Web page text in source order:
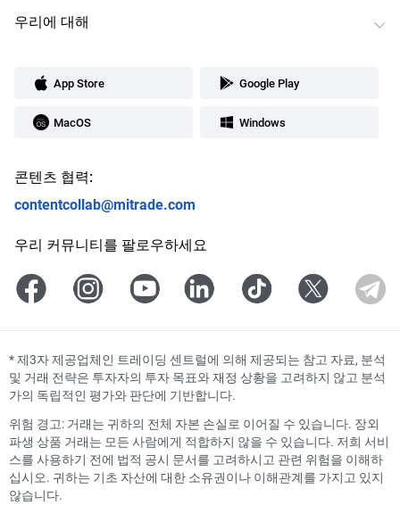
우리에 대해
App Store Google Play
MacOS Windows
콘텐츠 협력:
contentcollab@mitrade.com
우리 커뮤니티를 팔로우하세요
*제3자 제공업체인 트레이딩 센트럴에 의해 제공되는 참고 자료, 분석
및 거래 전략은 투자자의 투자 목표와 재정 상황을 고려하지 않고 분석
가의 독립적인 평가와 판단에 기반합니다.
위험 경고: 거래는 귀하의 전체 자본 손실로 이어질 수 있습니다. 장외
파생 상품 거래는 모든 사람에게 적합하지 않을 수 있습니다. 저희 서비
스를 사용하기 전에 법적 공시 문서를 고려하시고 관련 위험을 이해하
십시오. 귀하는 기초 자산에 대한 소유권이나 이해관계를 가지고 있지
않습니다.